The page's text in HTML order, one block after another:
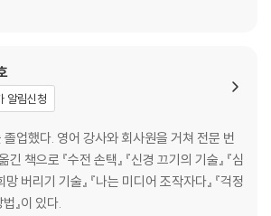
알림신청
업했다. 영어 강사와 회사원을 거쳐 전문 번
책으로 『수전 손택』 『신경 끄기의 기술』 『심
망 버리기 기술』 『나는 미디어 조작자다』 『걱정
』이 있다.